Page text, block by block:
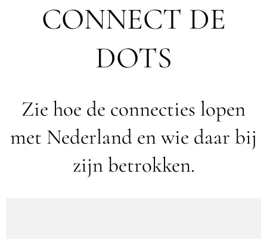
CONNECT DE
DOTS
Zie hoe de connecties lopen
met Nederland en wie daar bij
zijn betrokken.